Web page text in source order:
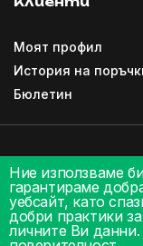
Ние използваме
гарантираме
уебсайт, като
добри практики
личните Ви данни.
Моят профил
История на
Бюлетин